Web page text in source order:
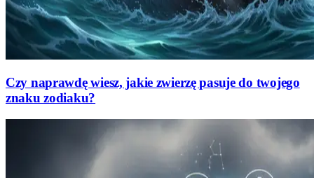
Czy naprawdę wiesz, jakie zwierzę pasuje do twojego
znaku zodiaku?